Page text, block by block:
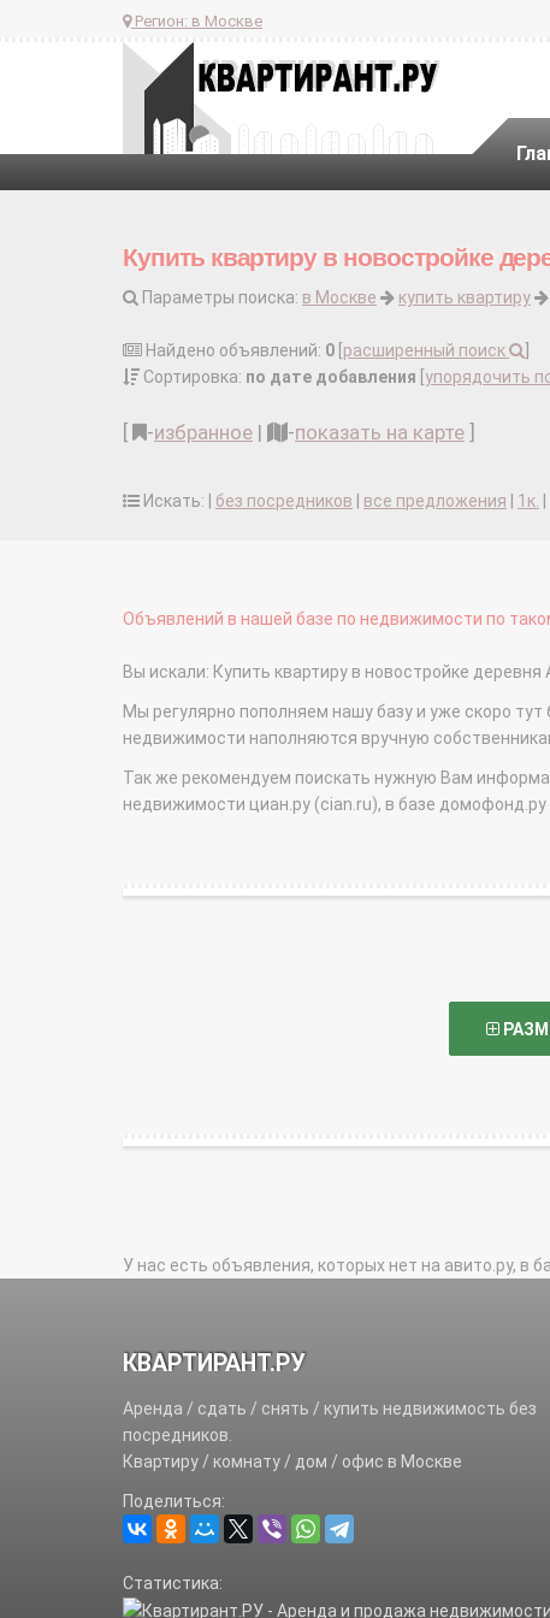
Регион: в Москве
Купить квартиру в новостройке
Параметры поиска: в Москве купить квартиру
Найдено объявлений: 0 расширенный поиск
Сортировка: по дате добавления упорядочить
-избранное | -показать на карте
Искать: | без посредников все предложения 1к.
Объявлений в нашей базе по недвижимости по
Вы искали: Купить квартиру в новостройке
Мы регулярно пополняем нашу базу и уже скоро
недвижимости наполняются вручную
Так же рекомендуем поискать нужную Вам
недвижимости циан.ру (cian.ru), в базе домофонд.ру
У нас есть объявления, которых нет на авито.ру, в
КВАРТИРАНТ.РУ
Аренда / сдать / снять / купить недвижимость без
посредников.
Квартиру / комнату / дом / офис в Москве
Поделиться:
Статистика: